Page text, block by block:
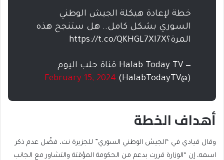
خطة ﻹعادة هيكلة الجيش الوطني
السوري بشكل كامل.. هل ستنجح هذه
المرة؟https://t.co/QKHGL7Xl7X
— Halab Today TV قناة حلب اليوم
(@HalabTodayTV)
February 15, 2024
أهداف الخطة
وقال قيادي في “الجيش الوطني السوري” للجزيرة نت، فضّل عدم ذكر
اسمه، إن “الوزارة قررت بدعم من الحكومة المؤقتة والتشاور مع الجانب